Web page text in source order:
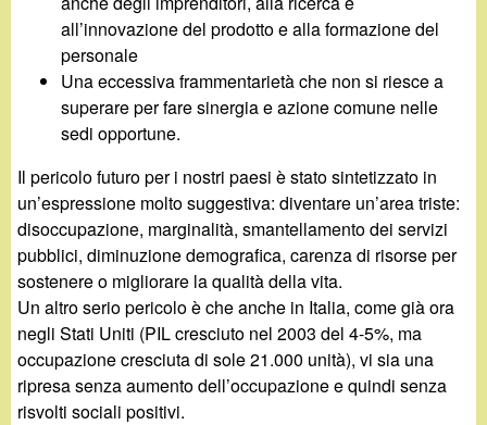
all’innovazione del prodotto e alla formazione del
personale
Una eccessiva frammentarietà che non si riesce a
superare per fare sinergia e azione comune nelle
sedi opportune.
Il pericolo futuro per i nostri paesi è stato sintetizzato in
un’espressione molto suggestiva: diventare un’area triste:
disoccupazione, marginalità, smantellamento dei servizi
pubblici, diminuzione demografica, carenza di risorse per
sostenere o migliorare la qualità della vita.
Un altro serio pericolo è che anche in Italia, come già ora
negli Stati Uniti (PIL cresciuto nel 2003 del 4-5%, ma
occupazione cresciuta di sole 21.000 unità), vi sia una
ripresa senza aumento dell’occupazione e quindi senza
risvolti sociali positivi.